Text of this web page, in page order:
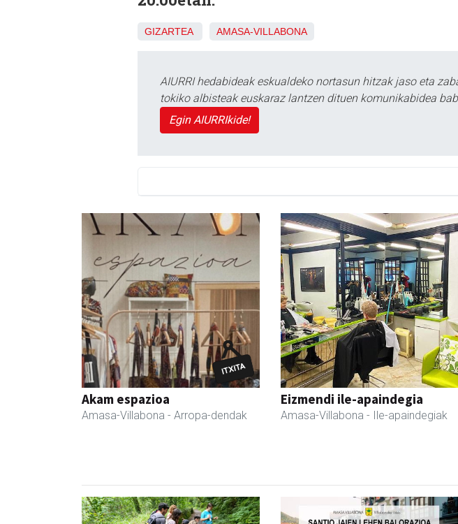
GIZARTEA AMASA-VILLABONA
AIURRI hedabideak eskualdeko nortasun hitzak jaso eta
tokiko albisteak euskaraz lantzen dituen komunikabidea
Egin AIURRIkide!
Akam espazioa
Amasa-Villabona - Arropa-dendak
Eizmendi ile-apaindegia
Amasa-Villabona - Ile-apaindegiak